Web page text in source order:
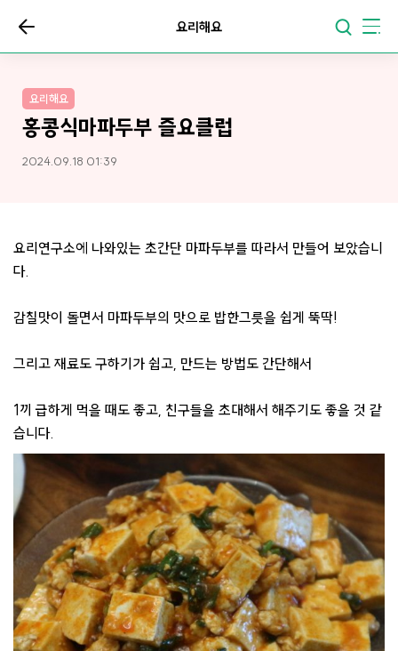
요리해요
요리해요
홍콩식마파두부 즐요클럽
2024.09.18 01:39
요리연구소에 나와있는 초간단 마파두부를 따라서 만들어 보았습니
다.
감칠맛이 돌면서 마파두부의 맛으로 밥한그릇을 쉽게 뚝딱!
그리고 재료도 구하기가 쉽고, 만드는 방법도 간단해서
1끼 급하게 먹을 때도 좋고, 친구들을 초대해서 해주기도 좋을 것 같
습니다.